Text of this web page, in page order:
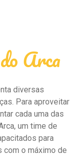
Arca
diversas
Para aproveitar
cada uma das
um time de
para
com o máximo de